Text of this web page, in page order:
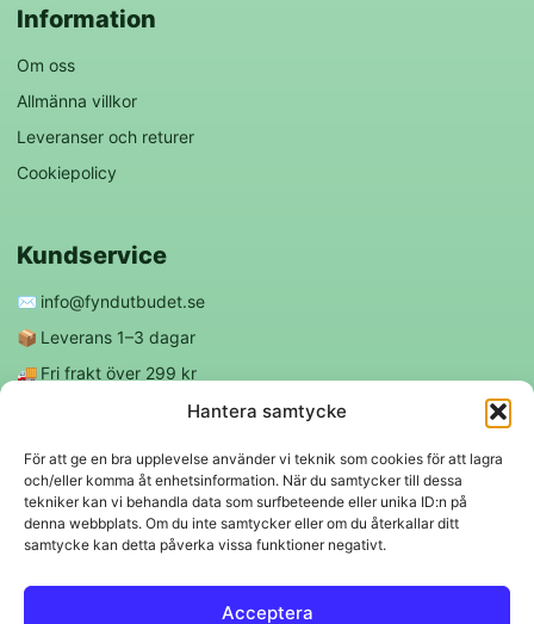
Hantera samtycke
För att ge en bra upplevelse använder vi teknik som cookies för att lagra
och/eller komma åt enhetsinformation. När du samtycker till dessa
tekniker kan vi behandla data som surfbeteende eller unika ID:n på
denna webbplats. Om du inte samtycker eller om du återkallar ditt
samtycke kan detta påverka vissa funktioner negativt.
Acceptera
Information
Om oss
Allmänna villkor
Leveranser och returer
Cookiepolicy
Kundservice
✉️ info@fyndutbudet.se
📦 Leverans 1–3 dagar
🚚 Fri frakt över 299 kr
Följ oss
f ◎